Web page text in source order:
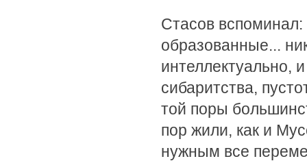
Стасов
образованные...
интеллектуально,
сибаритства,
той поры
пор жили, как и
нужным все